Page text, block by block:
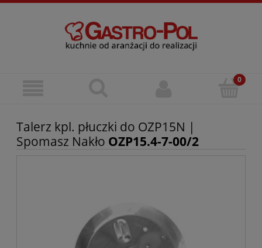
Talerz kpl. płuczki do OZP15N |
Spomasz Nakło OZP15.4-7-00/2